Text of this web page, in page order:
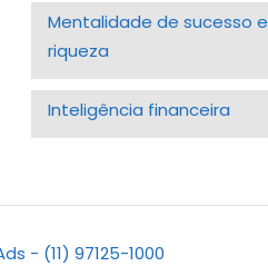
Mentalidade de sucesso e
riqueza
Inteligência financeira
- (11) 97125-1000